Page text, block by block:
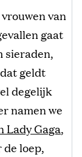
van
gaat
sieraden,
geldt
degelijk
namen we
Lady Gaga,
loep,